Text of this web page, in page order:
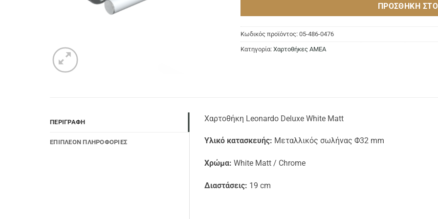
ΠΡΟΣΘΉΚΗ ΣΤΟ
Κωδικός προϊόντος: 05-486-0476
Κατηγορία: Χαρτοθήκες ΑΜΕΑ
ΠΕΡΙΓΡΑΦΉ
ΕΠΙΠΛΈΟΝ ΠΛΗΡΟΦΟΡΊΕΣ
Χαρτοθήκη Leonardo Deluxe White Matt
Υλικό κατασκευής: Μεταλλικός σωλήνας Φ32 mm
Χρώμα: White Matt / Chrome
Διαστάσεις: 19 cm